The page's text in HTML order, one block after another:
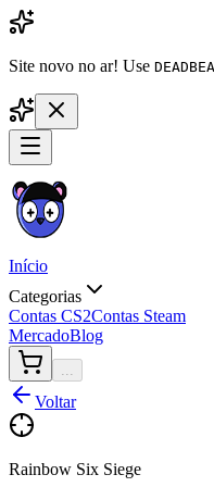
Site novo no ar! Use
Início
Categorias
Contas CS2Contas Steam
MercadoBlog
...
Voltar
Rainbow Six Siege